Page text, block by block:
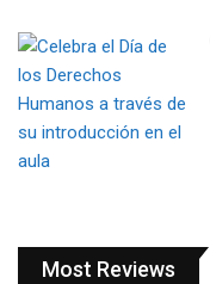
Most Reviews